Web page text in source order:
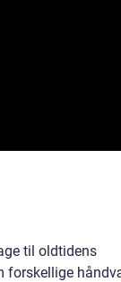
til oldtidens
forskellige